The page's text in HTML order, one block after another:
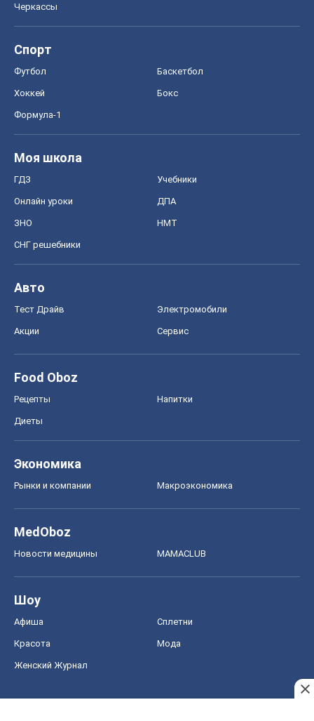
Черкассы
Спорт
Футбол Баскетбол
Хоккей Бокс
Формула-1
Моя школа
ГДЗ Учебники
Онлайн уроки ДПА
ЗНО НМТ
СНГ решебники
Авто
Тест Драйв Электромобили
Акции Сервис
Food Oboz
Рецепты Напитки
Диеты
Экономика
Рынки и компании Mакроэкономика
MedOboz
Новости медицины MAMACLUB
Шоу
Афиша Сплетни
Красота Мода
Женский Журнал